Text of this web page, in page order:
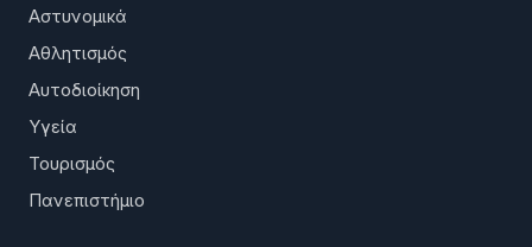
Αστυνομικά
Αθλητισμός
Αυτοδιοίκηση
Υγεία
Τουρισμός
Πανεπιστήμιο